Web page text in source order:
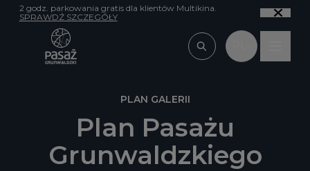
Przejdź do treści
2 godz. parkowania gratis dla klientów Multikina.
SPRAWDŹ SZCZEGÓŁY
Wpisz, czego
PLAN GALERII
Plan Pasażu
Grunwaldzkiego